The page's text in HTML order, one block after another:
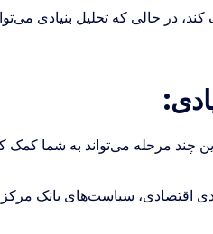
در حالی که تحلیل بنیادی
این چند مرحله می‌تواند به شما کمک
اقتصادی، سیاست‌های بانک